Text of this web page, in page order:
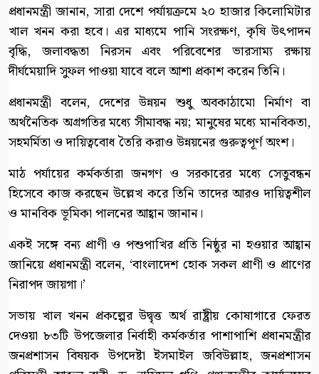
প্রধানমন্ত্রী জানান, সারা দেশে পর্যায়ক্রমে ২০ হাজার কিলোমিটার
খাল খনন করা হবে। এর মাধ্যমে পানি সংরক্ষণ, কৃষি উৎপাদন
বৃদ্ধি, জলাবদ্ধতা নিরসন এবং পরিবেশের ভারসাম্য রক্ষায়
দীর্ঘমেয়াদি সুফল পাওয়া যাবে বলে আশা প্রকাশ করেন তিনি।
প্রধানমন্ত্রী বলেন, দেশের উন্নয়ন শুধু অবকাঠামো নির্মাণ বা
অর্থনৈতিক অগ্রগতির মধ্যে সীমাবদ্ধ নয়; মানুষের মধ্যে মানবিকতা,
সহমর্মিতা ও দায়িত্ববোধ তৈরি করাও উন্নয়নের গুরুত্বপূর্ণ অংশ।
মাঠ পর্যায়ের কর্মকর্তারা জনগণ ও সরকারের মধ্যে সেতুবন্ধন
হিসেবে কাজ করছেন উল্লেখ করে তিনি তাদের আরও দায়িত্বশীল
ও মানবিক ভূমিকা পালনের আহ্বান জানান।
একই সঙ্গে বন্য প্রাণী ও পশুপাখির প্রতি নিষ্ঠুর না হওয়ার আহ্বান
জানিয়ে প্রধানমন্ত্রী বলেন, ‘বাংলাদেশ হোক সকল প্রাণী ও প্রাণের
নিরাপদ জায়গা।’
সভায় খাল খনন প্রকল্পের উদ্বৃত্ত অর্থ রাষ্ট্রীয় কোষাগারে ফেরত
দেওয়া ৮৩টি উপজেলার নির্বাহী কর্মকর্তার পাশাপাশি প্রধানমন্ত্রীর
জনপ্রশাসন বিষয়ক উপদেষ্টা ইসমাইল জবিউল্লাহ, জনপ্রশাসন